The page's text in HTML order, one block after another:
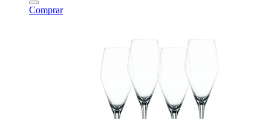
Comprar